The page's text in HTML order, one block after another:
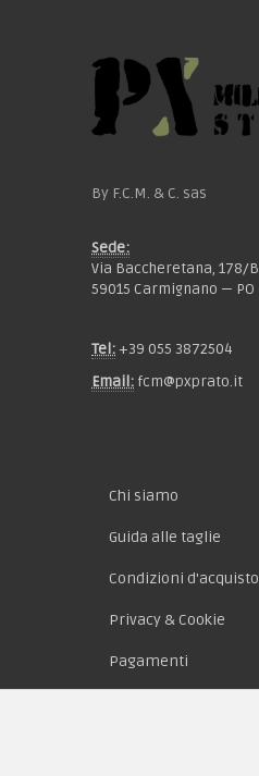
By F.C.M. & C. sas
Sede:
Via Baccheretana, 178/B
59015 Carmignano — PO
Tel: +39 055 3872504
Email: fcm@pxprato.it
Chi siamo
Guida alle taglie
Condizioni d'acquisto
Privacy & Cookie
Pagamenti